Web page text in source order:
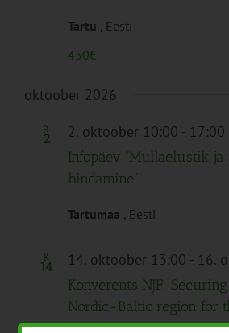
Tartu , Eesti
450€
oktoober 2026
R
2 2. oktoober 10:00 - 17:00
Infopäev “Mullaelustik
hindamine”
Tartumaa , Eesti
K
14 14. oktoober 13:00 - 16.
Konverents NJF:
Nordic-Baltic region for